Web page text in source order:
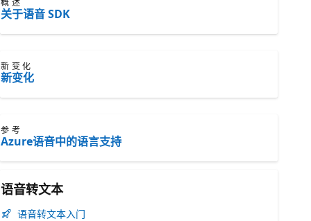
概述
关于语音 SDK
新变化
新变化
参考
Azure语音中的语言支持
语音转文本
语音转文本入门